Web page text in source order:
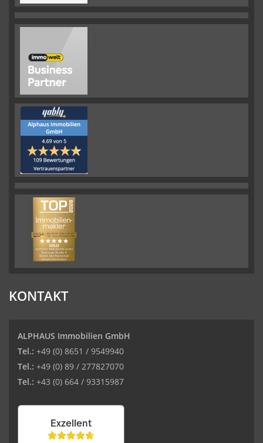
KONTAKT
ALPHAUS Immobilien GmbH
Tel.: +49 (0) 8651 / 9549940
Tel.: +49 (0) 89 / 277827070
Tel.: +43 (0) 664 / 93315987